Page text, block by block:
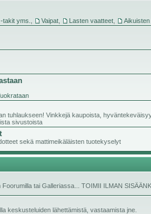
takit yms. Vaipat Lasten vaatteet
tuhlaukseen! Vinkkejä kaupoista,
sivustoista
sekä mattimeikäläisten tuotekyselyt
tai Galleriassa... TOIMII ILMAN
keskusteluiden lähettämistä, vastaamista jne.